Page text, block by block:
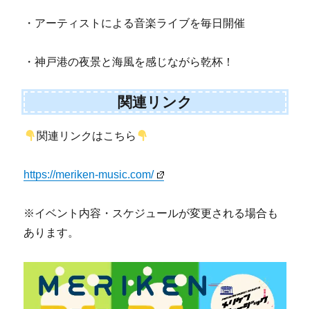
・アーティストによる音楽ライブを毎日開催
・神戸港の夜景と海風を感じながら乾杯！
関連リンク
関連リンクはこちら
https://meriken-music.com/
※イベント内容・スケジュールが変更される場合も
あります。